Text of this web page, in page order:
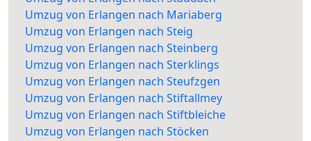
Umzug von Erlangen nach Mariaberg
Umzug von Erlangen nach Steig
Umzug von Erlangen nach Steinberg
Umzug von Erlangen nach Sterklings
Umzug von Erlangen nach Steufzgen
Umzug von Erlangen nach Stiftallmey
Umzug von Erlangen nach Stiftbleiche
Umzug von Erlangen nach Stöcken